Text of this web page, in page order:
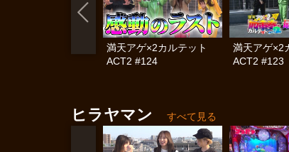
満天アゲ×2カルテット
ACT2 #124
満天アゲ×2
ACT2 #123
ヒラヤマン すべて見る